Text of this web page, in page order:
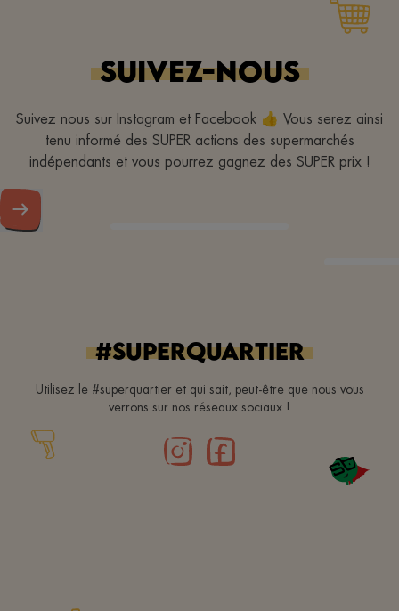
SUIVEZ-NOUS
Suivez nous sur Instagram et Facebook 👍 Vous serez ainsi
tenu informé des SUPER actions des supermarchés
indépendants et vous pourrez gagnez des SUPER prix !
#superquartier
Utilisez le #superquartier et qui sait, peut-être que nous vous
verrons sur nos réseaux sociaux !